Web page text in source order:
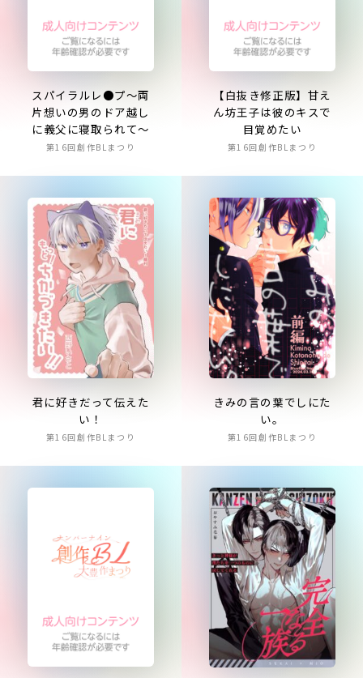
スパイラルレ●プ～両
片想いの男のドア越し
に義父に寝取られて～
第16回創作BLまつり
【白抜き修正版】甘え
ん坊王子は彼のキスで
目覚めたい
第16回創作BLまつり
君に好きだって伝えた
い！
第16回創作BLまつり
きみの言の葉でしにた
い。
第16回創作BLまつり